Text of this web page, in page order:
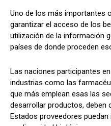
Uno de los más importantes
garantizar el acceso de los
utilización de la información
países de donde proceden
Las naciones participantes
industrias como las
que más emplean esas las
desarrollar productos, deben
Estados proveedores